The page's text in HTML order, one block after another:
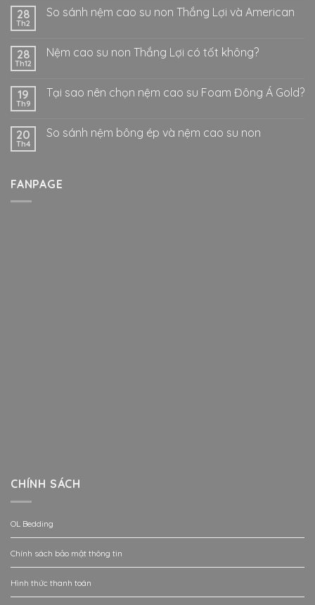
28
Th2
So sánh nệm cao su non Thắng Lợi và American
28
Th12
Nệm cao su non Thắng Lợi có tốt không?
19
Th9
Tại sao nên chọn nệm cao su Foam Đông Á Gold?
20
Th4
So sánh nệm bông ép và nệm cao su non
FANPAGE
CHÍNH SÁCH
OL Bedding
Chính sách bảo mật thông tin
Hình thức thanh toán